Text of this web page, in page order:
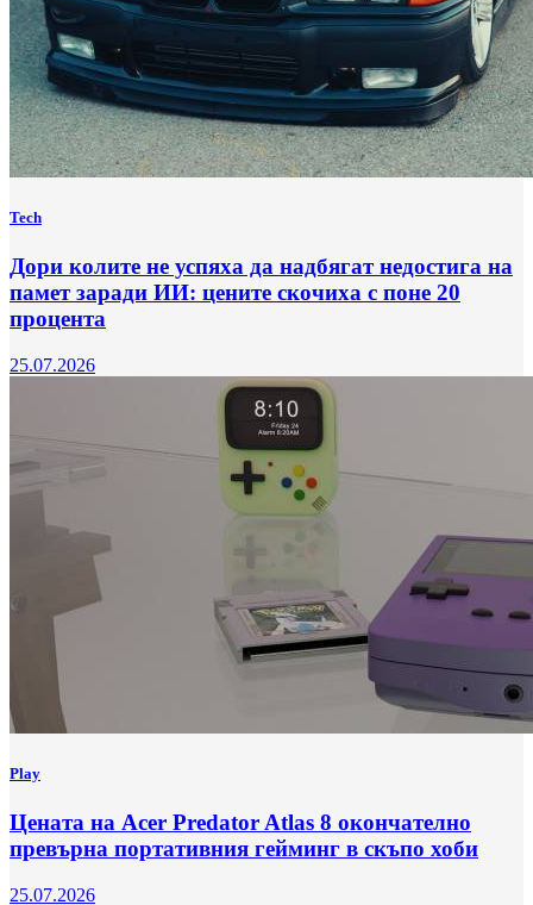
Tech
Дори колите не успяха да надбягат недостига на
памет заради ИИ: цените скочиха с поне 20
процента
25.07.2026
Play
Цената на Acer Predator Atlas 8 окончателно
превърна портативния гейминг в скъпо хоби
25.07.2026